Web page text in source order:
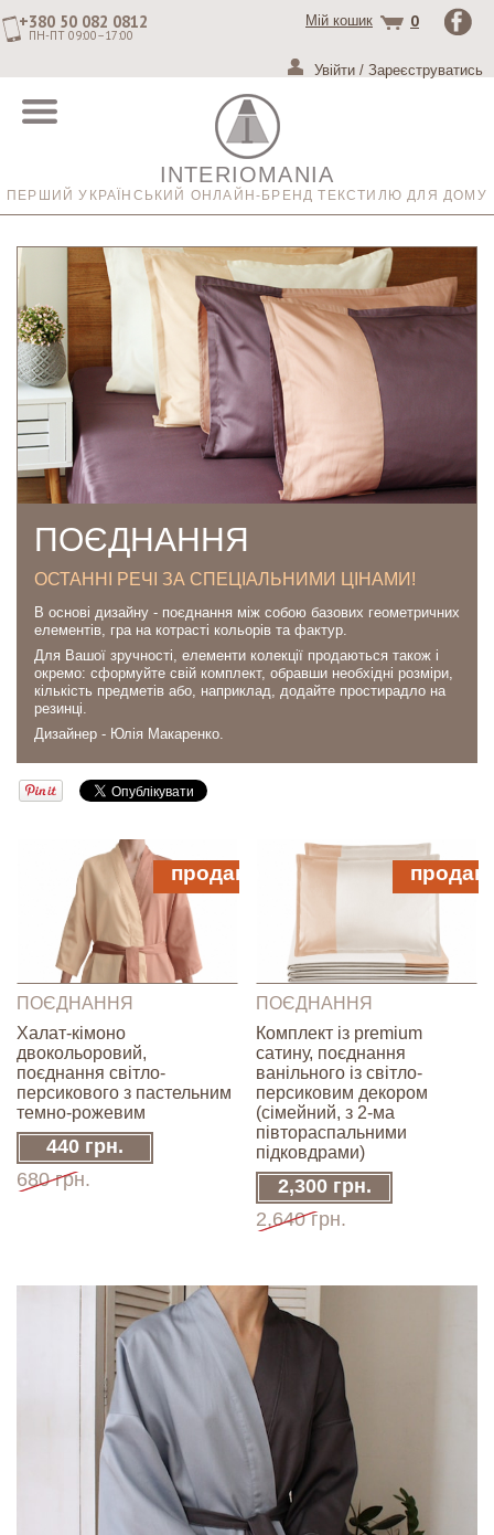
+380 50 082 0812
ПН-ПТ 09:00–17:00
Мій кошик 0
Увійти / Зареєструватись
INTERIOMANIA
ПЕРШИЙ УКРАЇНСЬКИЙ ОНЛАЙН-БРЕНД ТЕКСТИЛЮ ДЛЯ ДОМУ
ПОЄДНАННЯ
ОСТАННІ РЕЧІ ЗА СПЕЦІАЛЬНИМИ ЦІНАМИ!
В основі дизайну - поєднання між собою базових геометричних
елементів, гра на котрасті кольорів та фактур.
Для Вашої зручності, елементи колекції продаються також і
окремо: сформуйте свій комплект, обравши необхідні розміри,
кількість предметів або, наприклад, додайте простирадло на
резинці.
Дизайнер - Юлія Макаренко.
ПОЄДНАННЯ
Халат-кімоно
двокольоровий,
поєднання світло-
персикового з пастельним
темно-рожевим
440 грн.
680 грн.
продано
ПОЄДНАННЯ
Комплект із premium
сатину, поєднання
ванільного із світло-
персиковим декором
(сімейний, з 2-ма
півтораспальними
підковдрами)
2,300 грн.
2,640 грн.